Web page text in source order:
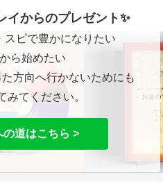
イからのプレゼント✨
スピで豊かになりたい
ら始めたい
方向へ行かないためにも
みてください。
道はこちら >